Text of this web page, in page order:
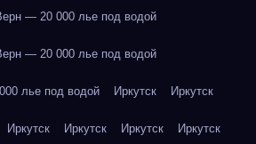
— 20 000 лье под водой
— 20 000 лье под водой
лье под водой Иркутск Иркутск
Иркутск Иркутск Иркутск Иркутск